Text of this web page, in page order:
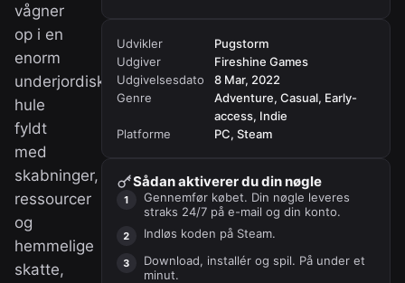
vågner
op i en
enorm
underjordisk
hule
fyldt
med
skabninger,
ressourcer
og
hemmelige
skatte,
Udvikler
Pugstorm
Udgiver
Fireshine Games
Udgivelsesdato
8 Mar, 2022
Genre
Adventure, Casual, Early-
access, Indie
Platforme
PC, Steam
Sådan aktiverer du din nøgle
Gennemfør købet. Din nøgle leveres
straks 24/7 på e-mail og din konto.
Indløs koden på Steam.
Download, installér og spil. På under et
minut.